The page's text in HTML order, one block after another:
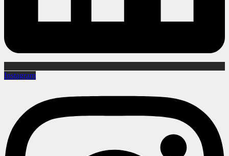
Instagram